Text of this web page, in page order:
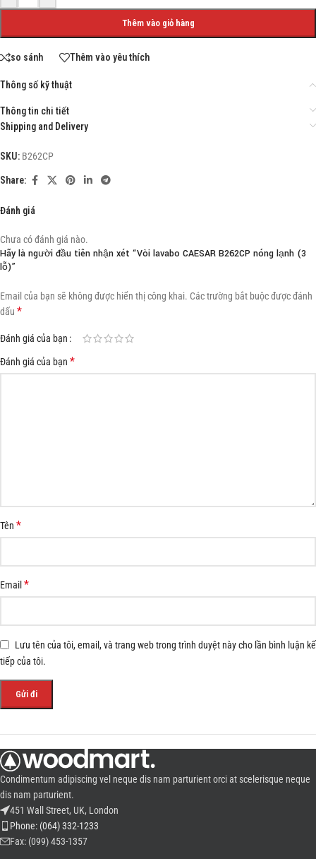
Thêm vào giỏ hàng
so sánh Thêm vào yêu thích
Thông số kỹ thuật
Thông tin chi tiết
Shipping and Delivery
SKU: B262CP
Share:
Đánh giá
Chưa có đánh giá nào.
Hãy là người đầu tiên nhận xét “Vòi lavabo CAESAR B262CP nóng lạnh (3
lỗ)”
Email của bạn sẽ không được hiển thị công khai. Các trường bắt buộc được đánh
dấu *
Đánh giá của bạn
Đánh giá của bạn *
Tên *
Email*
Lưu tên của tôi, email, và trang web trong trình duyệt này cho lần bình luận kế
tiếp của tôi.
Condimentum adipiscing vel neque dis nam parturient orci at scelerisque neque
dis nam parturient.
451 Wall Street, UK, London
Phone: (064) 332-1233
Fax: (099) 453-1357